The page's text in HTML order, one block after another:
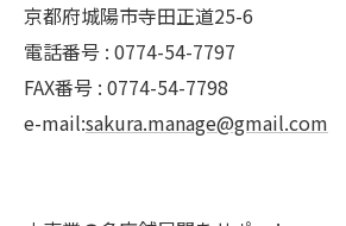
京都府城陽市寺田正道25-6
電話番号 : 0774-54-7797
FAX番号 : 0774-54-7798
e-mail:sakura.manage@gmail.com